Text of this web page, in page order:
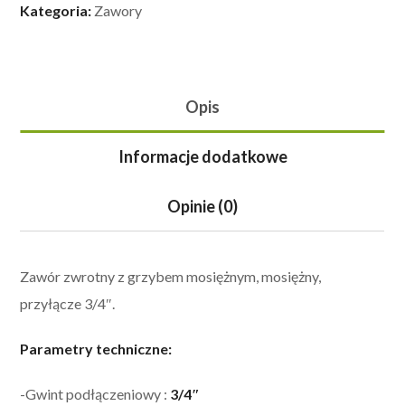
Kategoria: Zawory
Opis
Informacje dodatkowe
Opinie (0)
Zawór zwrotny z grzybem mosiężnym, mosiężny,
przyłącze 3/4″.
Parametry techniczne:
-Gwint podłączeniowy : 3/4″